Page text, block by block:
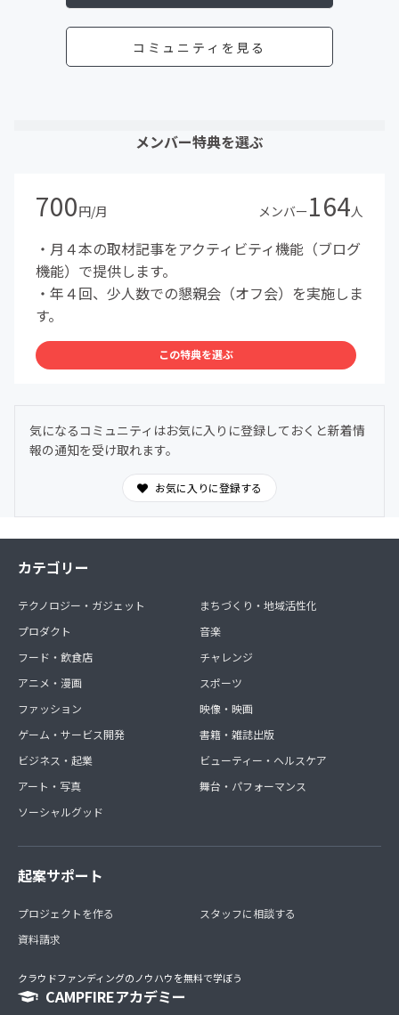
コミュニティを見る
メンバー特典を選ぶ
700円/月 メンバー164人
・月４本の取材記事をアクティビティ機能（ブログ
機能）で提供します。
・年４回、少人数での懇親会（オフ会）を実施しま
す。
この特典を選ぶ
気になるコミュニティはお気に入りに登録しておくと新着情
報の通知を受け取れます。
お気に入りに登録する
カテゴリー
テクノロジー・ガジェット
プロダクト
フード・飲食店
アニメ・漫画
ファッション
ゲーム・サービス開発
ビジネス・起業
アート・写真
ソーシャルグッド
まちづくり・地域活性化
音楽
チャレンジ
スポーツ
映像・映画
書籍・雑誌出版
ビューティー・ヘルスケア
舞台・パフォーマンス
起案サポート
プロジェクトを作る
資料請求
スタッフに相談する
クラウドファンディングのノウハウを無料で学ぼう
CAMPFIREアカデミー